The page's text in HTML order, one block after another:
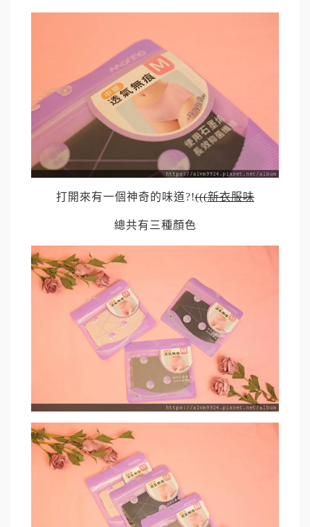
打開來有一個神奇的味道?!(((新衣服味
總共有三種顏色